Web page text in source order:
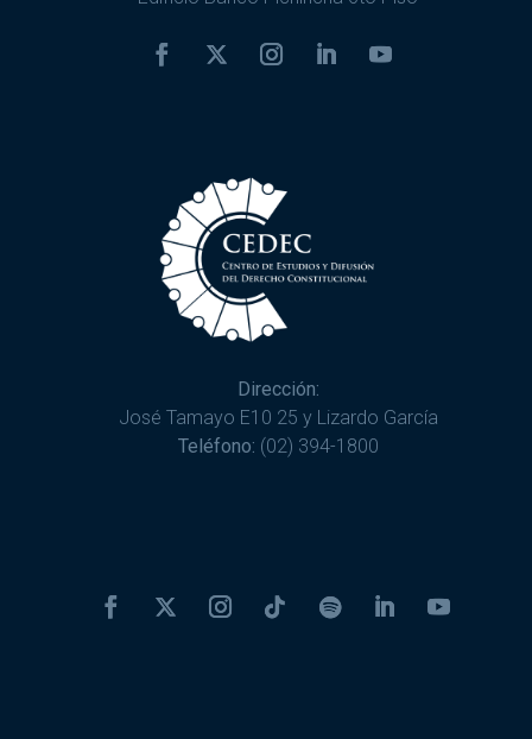
Dirección:
José Tamayo E10 25 y Lizardo García
Teléfono: (02) 394-1800